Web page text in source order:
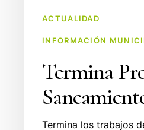
ACTUALIDAD
INFORMACIÓN
Termina
Termina los trabajos